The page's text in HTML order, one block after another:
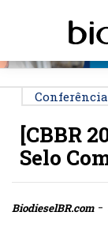
[CBBR
Selo
BiodieselBR.com-